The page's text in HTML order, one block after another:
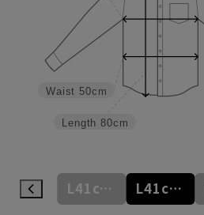
Length 80cm
Waist 50cm
L41cm/80cm L41cm/82cm L41cm/84cm